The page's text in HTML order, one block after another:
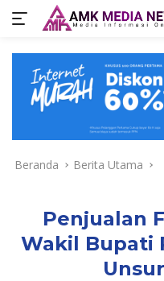
konten
Beranda Berita Utama
Penjualan
Wakil Bupati